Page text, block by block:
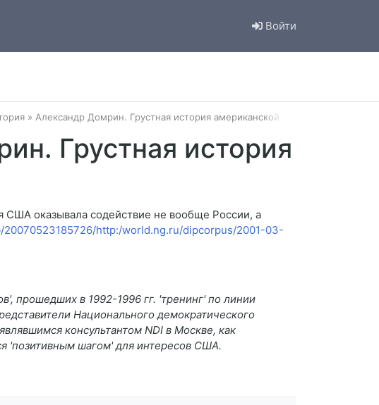
Войти
» Александр Домрин. Грустная история американской помощи Москве
Грустная история
оказывала содействие не вообще России, а
http:/world.ng.ru/dipcorpus/2001-03-
прошедших в 1992-1996 гг. 'тренинг' по линии
Национального демократического
консультантом NDI в Москве, как
'позитивным шагом' для интересов США.